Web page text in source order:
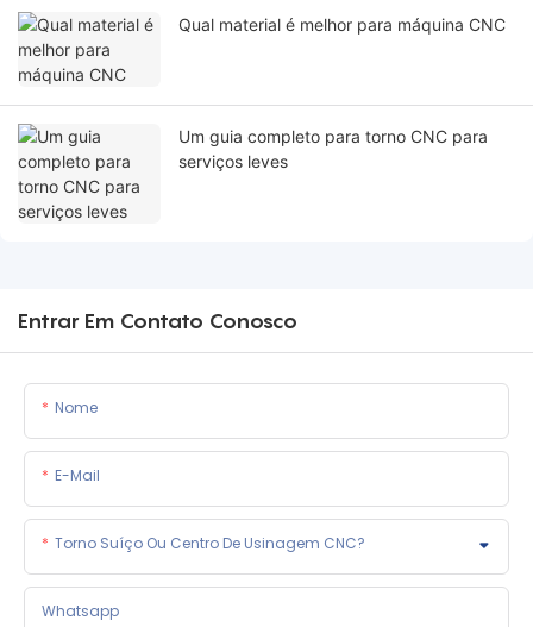
Qual material é melhor para máquina CNC
Um guia completo para torno CNC para
serviços leves
Entrar Em Contato Conosco
Nome
E-Mail
Torno Suíço Ou Centro De Usinagem CNC?
Whatsapp